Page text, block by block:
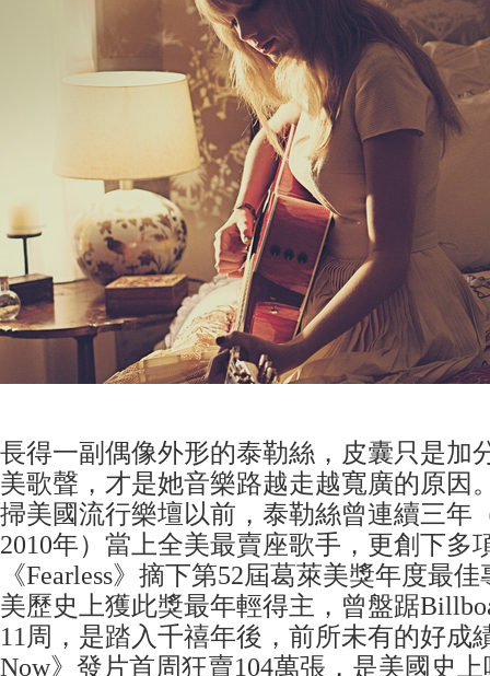
長得一副偶像外形的泰勒絲，皮囊只是加
美歌聲，才是她音樂路越走越寬廣的原因
掃美國流行樂壇以前，泰勒絲曾連續三年
2010年）當上全美最賣座歌手，更創下多
《Fearless》摘下第52屆葛萊美獎年度最
美歷史上獲此獎最年輕得主，曾盤踞
11周，是踏入千禧年後，前所未有的好成
Now》發片首周狂賣104萬張，是美國史